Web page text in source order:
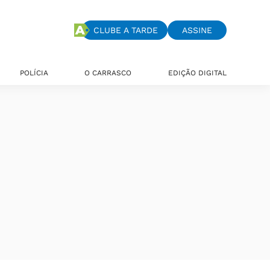
CLUBE A TARDE ASSINE
POLÍCIA O CARRASCO EDIÇÃO DIGITAL